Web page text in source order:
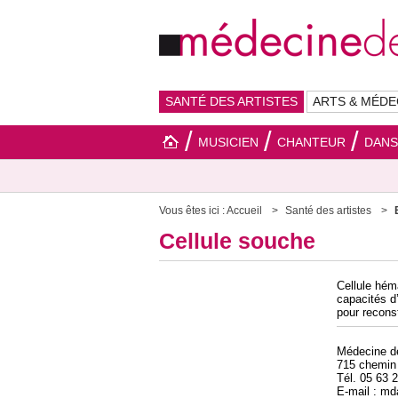
SANTÉ DES ARTISTES ARTS &
MUSICIEN CHANTEUR
Vous êtes ici :Accueil Santé des artistes
Cellule souche
Cellule
capacités
pour
715
Tél. 05 63
E-mail :